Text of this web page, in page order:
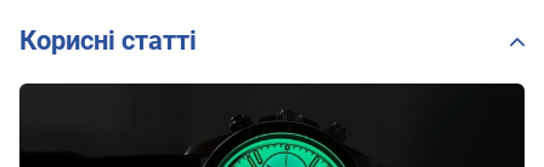
Корисні статті